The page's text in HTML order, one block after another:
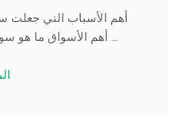
أهم الأسباب التي جعلت
أهم الأسواق ما هو سوق العملات؟ الفوركس أو …